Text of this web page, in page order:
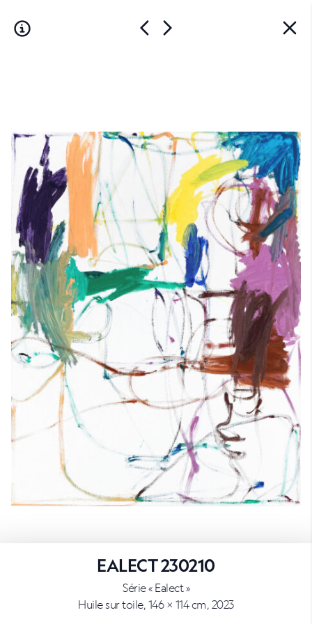
EALECT 230210
Série « Ealect »
Huile sur toile, 146 × 114 cm, 2023